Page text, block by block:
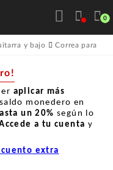
0
y bajo Correa para
aplicar más
monedero en
un 20% según lo
a tu cuenta y
extra